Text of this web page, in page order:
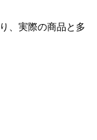
、実際の商品と多